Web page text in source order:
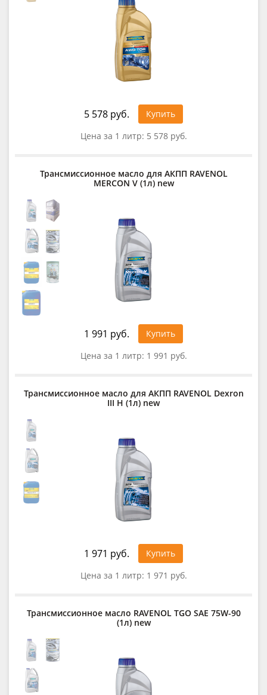
5 578 руб.
Купить
Цена за 1 литр: 5 578 руб.
Трансмиссионное масло для АКПП RAVENOL
MERCON V (1л) new
1 991 руб.
Купить
Цена за 1 литр: 1 991 руб.
Трансмиссионное масло для АКПП RAVENOL Dexron
III H (1л) new
1 971 руб.
Купить
Цена за 1 литр: 1 971 руб.
Трансмиссионное масло RAVENOL TGO SAE 75W-90
(1л) new